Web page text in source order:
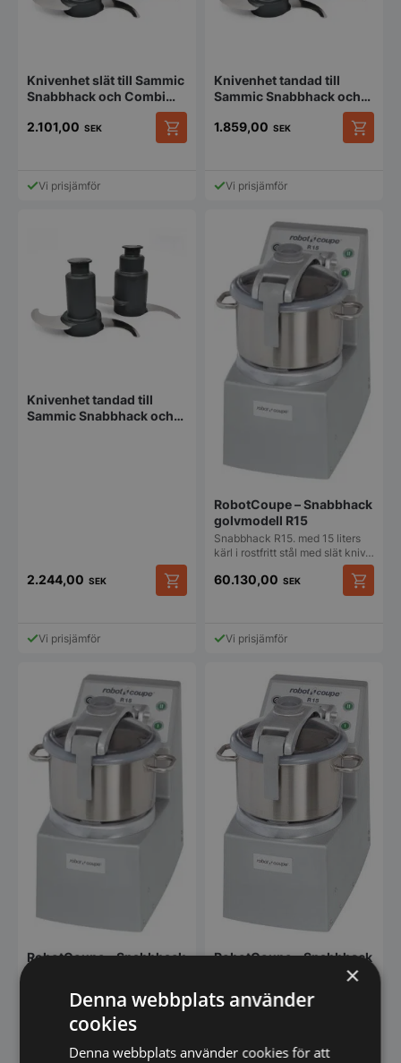
Knivenhet slät till Sammic
Snabbhack och Combi
2.101,00 SEK
Vi prisjämför
Knivenhet tandad till
Sammic Snabbhack och
1.859,00 SEK
Vi prisjämför
Knivenhet tandad till
Sammic Snabbhack och
2.244,00 SEK
Vi prisjämför
RobotCoupe – Snabbhack
golvmodell R15
Snabbhack R15. med 15 liters
kärl i rostfritt stål med slät kniv…
60.130,00 SEK
Vi prisjämför
RobotCoupe – Snabbhack
Snabbhack R15 Vakuum med
vakuumutrustning - R-Vac. Inkl
15 liters kärl i…
84.685,00 SEK
RobotCoupe – Snabbhack
Snabbhack R15 V.V. med 15
liters kärl i rostfritt stål med slät
75.765,00 SEK
×
Denna webbplats använder
cookies
Denna webbplats använder cookies för att